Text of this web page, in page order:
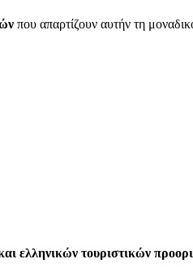
που απαρτίζουν αυτήν τη
ελληνικών τουριστικών